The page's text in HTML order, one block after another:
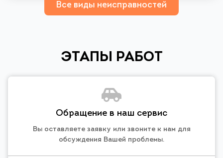
Все виды неисправностей
ЭТАПЫ РАБОТ
Обращение в наш сервис
Вы оставляете заявку или звоните к нам для
обсуждения Вашей проблемы.